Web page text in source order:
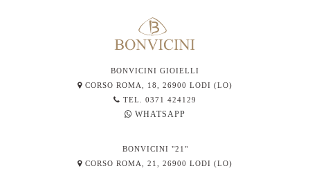
BONVICINI GIOIELLI
CORSO ROMA, 18, 26900 LODI (LO)
TEL. 0371 424129
WHATSAPP
BONVICINI "21"
CORSO ROMA, 21, 26900 LODI (LO)